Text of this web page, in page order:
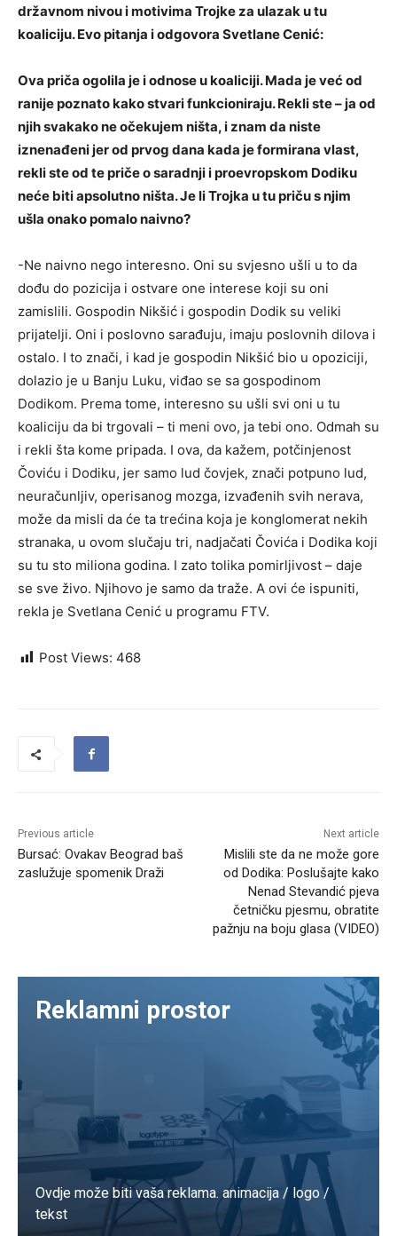
državnom nivou i motivima Trojke za ulazak u tu
koaliciju. Evo pitanja i odgovora Svetlane Cenić:
Ova priča ogolila je i odnose u koaliciji. Mada je već od
ranije poznato kako stvari funkcioniraju. Rekli ste – ja od
njih svakako ne očekujem ništa, i znam da niste
iznenađeni jer od prvog dana kada je formirana vlast,
rekli ste od te priče o saradnji i proevropskom Dodiku
neće biti apsolutno ništa. Je li Trojka u tu priču s njim
ušla onako pomalo naivno?
-Ne naivno nego interesno. Oni su svjesno ušli u to da
dođu do pozicija i ostvare one interese koji su oni
zamislili. Gospodin Nikšić i gospodin Dodik su veliki
prijatelji. Oni i poslovno sarađuju, imaju poslovnih dilova i
ostalo. I to znači, i kad je gospodin Nikšić bio u opoziciji,
dolazio je u Banju Luku, viđao se sa gospodinom
Dodikom. Prema tome, interesno su ušli svi oni u tu
koaliciju da bi trgovali – ti meni ovo, ja tebi ono. Odmah su
i rekli šta kome pripada. I ova, da kažem, potčinjenost
Čoviću i Dodiku, jer samo lud čovjek, znači potpuno lud,
neuračunljiv, operisanog mozga, izvađenih svih nerava,
može da misli da će ta trećina koja je konglomerat nekih
stranaka, u ovom slučaju tri, nadjačati Čovića i Dodika koji
su tu sto miliona godina. I zato tolika pomirljivost – daje
se sve živo. Njihovo je samo da traže. A ovi će ispuniti,
rekla je Svetlana Cenić u programu FTV.
Post Views: 468
Previous article
Bursać: Ovakav Beograd baš
zaslužuje spomenik Draži
Next article
Mislili ste da ne može gore
od Dodika: Poslušajte kako
Nenad Stevandić pjeva
četničku pjesmu, obratite
pažnju na boju glasa (VIDEO)
Reklamni prostor
Ovdje može biti vaša reklama. animacija / logo /
tekst